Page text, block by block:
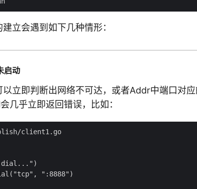
立会遇到如下几种情形：
启动
立即判断出网络不可达，或者Addr中端口对
几乎立即返回错误，比如：
client1.go
":8888")